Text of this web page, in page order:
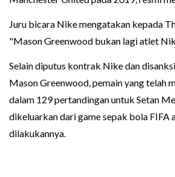
Juru bicara Nike mengatakan kepada
"Mason Greenwood bukan lagi atlet
Selain diputus kontrak Nike dan
Mason Greenwood, pemain yang telah
dalam 129 pertandingan untuk Setan
dikeluarkan dari game sepak bola FIFA
dilakukannya.